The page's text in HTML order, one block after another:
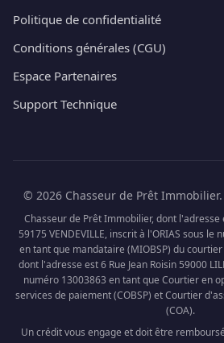
Politique de confidentialité
Conditions générales (CGU)
Espace Partenaires
Support Technique
© 2026 Chasseur de Prêt
Chasseur de Prêt Immobilier, dont l'adresse
59175 VENDEVILLE, inscrit à l'ORIAS sous le
en tant que mandataire (MIOBSP) du courtier
dont l'adresse est 6 Rue Jean Roisin 59000
numéro 13003863 en tant que Courtier en
services de paiement (COBSP) et Courtier
(COA).
Un crédit vous engage et doit être